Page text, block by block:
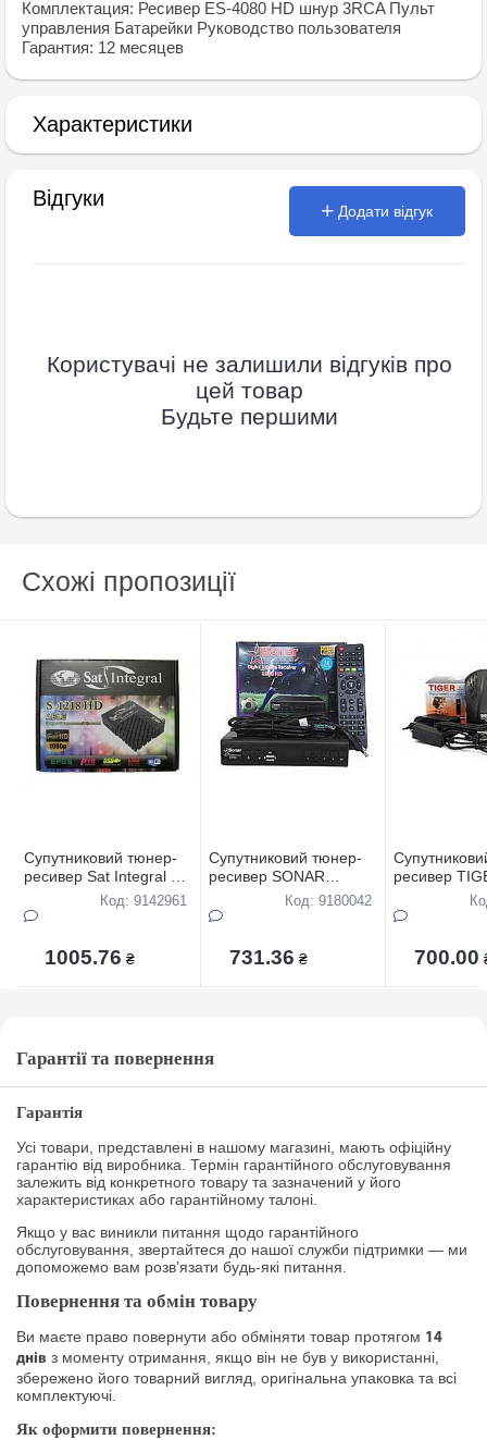
Комплектация: Ресивер ES-4080 HD шнур 3RCA Пульт
управления Батарейки Руководство пользователя
Гарантия: 12 месяцев
Характеристики
Відгуки
Додати відгук
Користувачі не залишили відгуків про
цей товар
Будьте першими
Схожі пропозиції
Супутниковий тюнер-
ресивер Sat Integral S-
1218 HD прошитий
Код: 9142961
1005.76 ₴
Супутниковий тюнер-
ресивер SONAR
S268HD прошитий
Код: 9180042
731.36 ₴
ресивер
700.00
Гарантії та повернення
Гарантія
Усі товари, представлені в нашому магазині, мають офіційну
гарантію від виробника. Термін гарантійного обслуговування
залежить від конкретного товару та зазначений у його
характеристиках або гарантійному талоні.
Якщо у вас виникли питання щодо гарантійного
обслуговування, звертайтеся до нашої служби підтримки — ми
допоможемо вам розв’язати будь-які питання.
Повернення та обмін товару
Ви маєте право повернути або обміняти товар протягом 14
днів з моменту отримання, якщо він не був у використанні,
збережено його товарний вигляд, оригінальна упаковка та всі
комплектуючі.
Як оформити повернення: